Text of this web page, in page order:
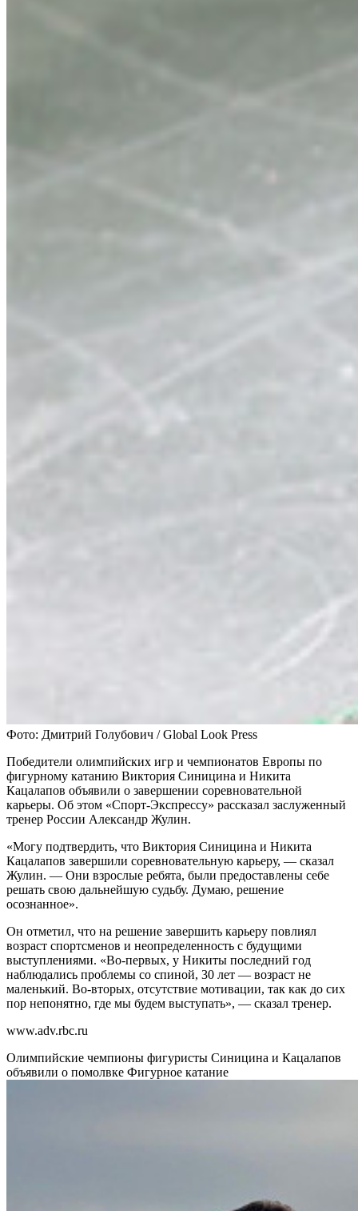
Фото: Дмитрий Голубович / Global Look Press
Победители олимпийских игр и чемпионатов Европы по
фигурному катанию Виктория Синицина и Никита
Кацалапов объявили о завершении соревновательной
карьеры. Об этом «Спорт-Экспрессу» рассказал заслуженный
тренер России Александр Жулин.
«Могу подтвердить, что Виктория Синицина и Никита
Кацалапов завершили соревновательную карьеру, — сказал
Жулин. — Они взрослые ребята, были предоставлены себе
решать свою дальнейшую судьбу. Думаю, решение
осознанное».
Он отметил, что на решение завершить карьеру повлиял
возраст спортсменов и неопределенность с будущими
выступлениями. «Во-первых, у Никиты последний год
наблюдались проблемы со спиной, 30 лет — возраст не
маленький. Во-вторых, отсутствие мотивации, так как до сих
пор непонятно, где мы будем выступать», — сказал тренер.
www.adv.rbc.ru
Олимпийские чемпионы фигуристы Синицина и Кацалапов
объявили о помолвке Фигурное катание